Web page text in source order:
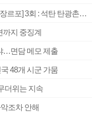
[2026 부산청소년극지체험탐험대 현장르포] 3회 : 석탄 탄광촌에서 북극 연구의 중심지로
까지 중징계
…면담 메모 제출
국 48개 시군 가뭄
더위는 지속
조차 안해